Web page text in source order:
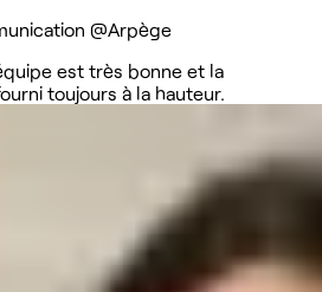
@Arpège
est très bonne et la
toujours à la hauteur.